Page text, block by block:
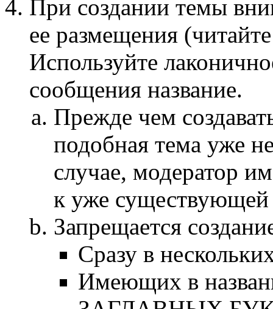
При создании темы
ее размещения
Используйте
сообщения название.
Прежде чем
подобная тема уже
случае, модератор
к уже существующей
Запрещается
Cразу в
Имеющих в